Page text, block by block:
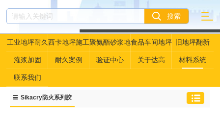
工业地坪耐久
性资产管理
西卡地坪施工聚氨酯砂浆地
坪
食品车间地坪 旧地坪翻新
灌浆加固 耐久案例 验证中心 关于达高 材料系统
联系我们
Sikacry防火系列胶